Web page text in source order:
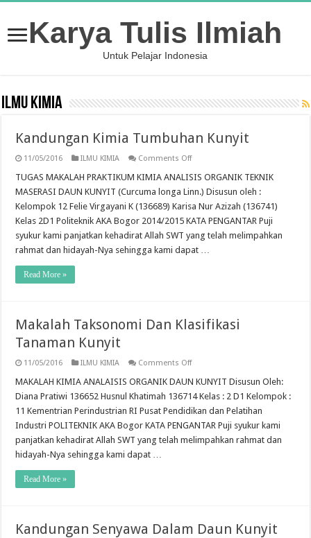
Karya Tulis Ilmiah
Untuk Pelajar Indonesia
ILMU KIMIA
Kandungan Kimia Tumbuhan Kunyit
11/05/2016 ILMU KIMIA Comments Offon
Kimia
Kunyit
TUGAS MAKALAH PRAKTIKUM KIMIA ANALISIS ORGANIK TEKNIK
MASERASI DAUN KUNYIT (Curcuma longa Linn.) Disusun oleh :
Kelompok 12 Felie Virgayani K (136689) Karisa Nur Azizah (136741)
Kelas 2D1 Politeknik AKA Bogor 2014/2015 KATA PENGANTAR Puji
syukur kami panjatkan kehadirat Allah SWT yang telah melimpahkan
rahmat dan hidayah-Nya sehingga kami dapat …
Read More »
Makalah Taksonomi Dan Klasifikasi
Tanaman Kunyit
11/05/2016 ILMU KIMIA Comments Offon
Taksonomi
Klasifikasi
Tanaman
Kunyit
MAKALAH KIMIA ANALAISIS ORGANIK DAUN KUNYIT Disusun Oleh:
Diana Pratiwi 136652 Husnul Khatimah 136714 Kelas : 2 D1 Kelompok :
11 Kementrian Perindustrian RI Pusat Pendidikan dan Pelatihan
Industri POLITEKNIK AKA Bogor KATA PENGANTAR Puji syukur kami
panjatkan kehadirat Allah SWT yang telah melimpahkan rahmat dan
hidayah-Nya sehingga kami dapat …
Read More »
Kandungan Senyawa Dalam Daun Kunyit